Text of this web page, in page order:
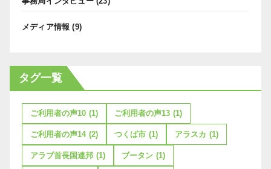
メディア情報 (9)
タグ一覧
ご利用者の声10 (1) ご利用者の声13 (1)
ご利用者の声14 (2) つくば市 (1) アラスカ (1)
アラブ首長国連邦 (1) ブータン (1)